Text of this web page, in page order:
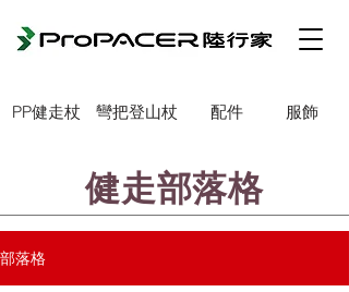
PP健走杖 服飾
配件
彎把登山杖
健走部落格
部落格